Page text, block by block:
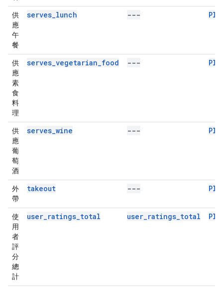
供
應
午
餐
serves_lunch ---
供
應
素
食
料
理
serves_vegetarian_food ---
供
應
葡
萄
酒
serves_wine ---
外
帶
takeout ---
使
用
者
評
分
總
計
user_ratings_total user_ratings_total